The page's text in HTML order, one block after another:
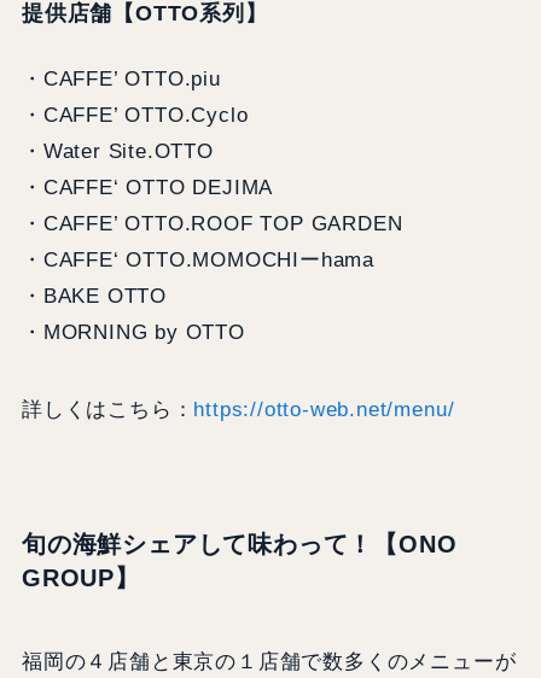
提供店舗【OTTO系列】
・CAFFE’ OTTO.piu
・CAFFE’ OTTO.Cyclo
・Water Site.OTTO
・CAFFE‘ OTTO DEJIMA
・CAFFE’ OTTO.ROOF TOP GARDEN
・CAFFE‘ OTTO.MOMOCHIーhama
・BAKE OTTO
・MORNING by OTTO
詳しくはこちら： https://otto-web.net/menu/
旬の海鮮シェアして味わって！【ONO
GROUP】
福岡の４店舗と東京の１店舗で数多くのメニューが